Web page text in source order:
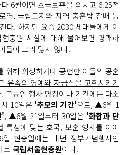
6월이면 호국보훈을 외치고 6.25전
연, 국립묘지와 지역 충혼탑 참배 등
다. 하지만 요즘 2030 세대들에게 이
충원 시설에 대해 물어보면 명쾌하
들이 그리 많지 않다.
위해 희생하거나 공헌한 이들의 공훈
유족의 영예와 자긍심을 고취시키기
그동안 행사 명칭이나 기간에는 다소
10일은 '추모의 기간'으로, ▲6월 1
', ▲6월 21일부터 30일은 '화합과 단
특성에 맞는 호국, 보훈 행사를 이어
일 현충일에는 매년 정부기념행사인
로 국립서울현충원이다.